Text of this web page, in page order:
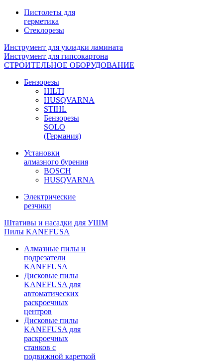
Пистолеты для
герметика
Стеклорезы
Инструмент для укладки ламината
Инструмент для гипсокартона
СТРОИТЕЛЬНОЕ ОБОРУДОВАНИЕ
Бензорезы
HILTI
HUSQVARNA
STIHL
Бензорезы
SOLO
(Германия)
Установки
алмазного бурения
BOSCH
HUSQVARNA
Электрические
резчики
Штативы и насадки для УШМ
Пилы KANEFUSA
Алмазные пилы и
подрезатели
KANEFUSA
Дисковые пилы
KANEFUSA для
автоматических
раскроечных
центров
Дисковые пилы
KANEFUSA для
раскроечных
станков с
подвижной кареткой